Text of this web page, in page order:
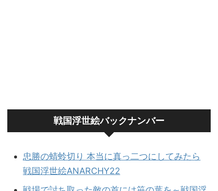
戦国浮世絵バックナンバー
忠勝の蜻蛉切り 本当に真っ二つにしてみたら
戦国浮世絵ANARCHY22